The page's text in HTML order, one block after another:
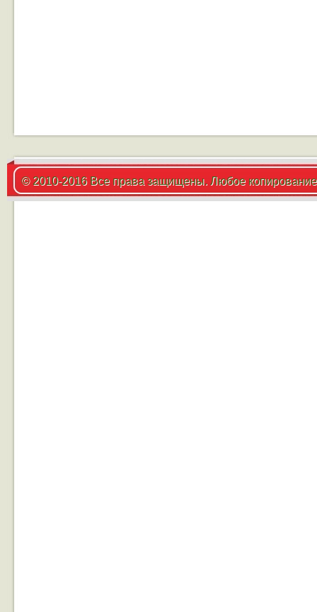
© 2010-2016 Все права защищены. Любое